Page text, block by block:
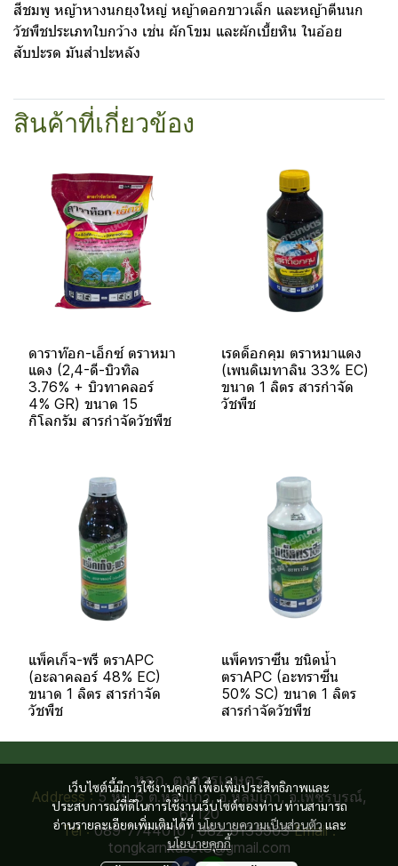
สีชมพู หญ้าหางนกยุงใหญ่ หญ้าดอกขาวเล็ก และหญ้าตีนนก
วัชพืชประเภทใบกว้าง เช่น ผักโขม และผักเบี้ยหิน ในอ้อย
สับปะรด มันสำปะหลัง
สินค้าที่เกี่ยวข้อง
ดาราท๊อก-เอ็กซ์ ตราหมา
แดง (2,4-ดี-บิวทิล
3.76% + บิวทาคลอร์
4% GR) ขนาด 15
กิโลกรัม สารกำจัดวัชพืช
เรดด็อกคุม ตราหมาแดง
(เพนดิเมทาลิน 33% EC)
ขนาด 1 ลิตร สารกำจัด
วัชพืช
แพ็คเก็จ-พรี ตราAPC
(อะลาคลอร์ 48% EC)
ขนาด 1 ลิตร สารกำจัด
วัชพืช
แพ็คทราซีน ชนิดน้ำ
ตราAPC (อะทราซีน
50% SC) ขนาด 1 ลิตร
สารกำจัดวัชพืช
เว็บไซต์นี้มีการใช้งานคุกกี้ เพื่อเพิ่มประสิทธิภาพและ
ประสบการณ์ที่ดีในการใช้งานเว็บไซต์ของท่าน ท่านสามารถ
อ่านรายละเอียดเพิ่มเติมได้ที่ นโยบายความเป็นส่วนตัว และ
นโยบายคุกกี้
หจก. ตงการเกษตร
Address :5 หมู่ 6 ต.หล่มเก่า, อ.หล่มเก่า, จ.เพชรบูรณ์,
67120
Tel :089-7744010 , 082-0135903Email :
tongkarnkaset3@gmail.com